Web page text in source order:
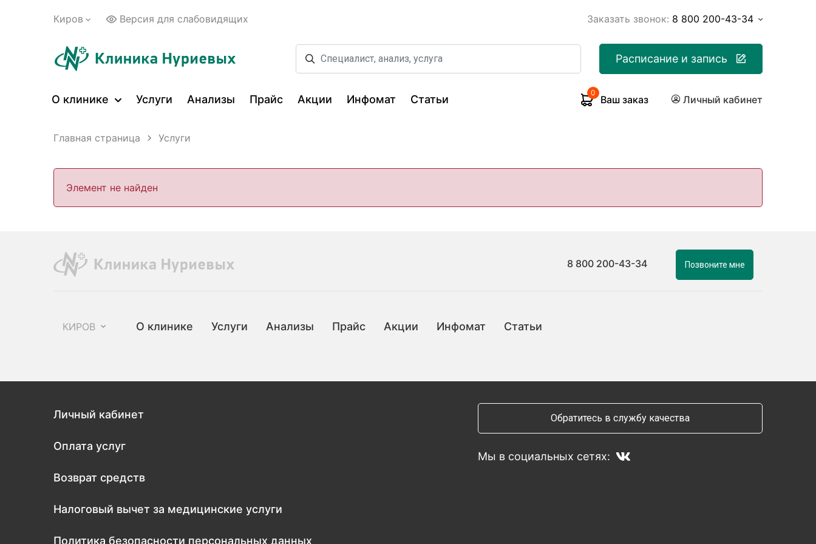
Киров Версия для слабовидящих Заказать звонок: 8 800 200-43-34
Расписание и запись
О клинике Услуги Анализы Прайс Акции Инфомат Статьи
0
Ваш заказ Личный кабинет
Главная страница Услуги
Элемент не найден
8 800 200-43-34 Позвоните мне
КИРОВ О клинике Услуги Анализы Прайс Акции Инфомат Статьи
Личный кабинет
Оплата услуг
Возврат средств
Налоговый вычет за медицинские услуги
Политика безопасности персональных данных
Обратитесь в службу качества
Мы в социальных сетях: